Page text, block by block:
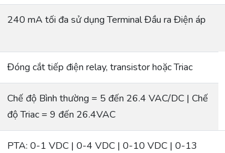
240 mA tối đa sử dụng Terminal Đầu ra Điện áp
Đóng cắt tiếp điện relay, transistor hoặc Triac
Chế độ Bình thường = 5 đến 26.4 VAC/DC | Chế
độ Triac = 9 đến 26.4VAC
PTA: 0-1 VDC | 0-4 VDC | 0-10 VDC | 0-13